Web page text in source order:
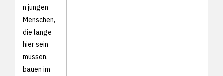
n jungen
Menschen,
die lange
hier sein
müssen,
bauen im